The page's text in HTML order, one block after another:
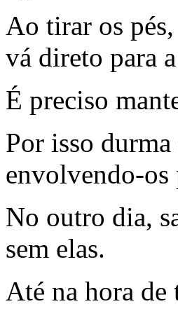
Ao tirar os
vá direto para
É preciso
Por isso
envolvendo-os
No outro dia,
sem elas.
Até na hora de